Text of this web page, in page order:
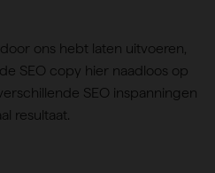
door ons hebt laten uitvoeren,
SEO copy hier naadloos op
SEO inspanningen
resultaat.